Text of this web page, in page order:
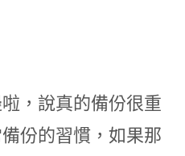
，說真的備份很重
份的習慣，如果那